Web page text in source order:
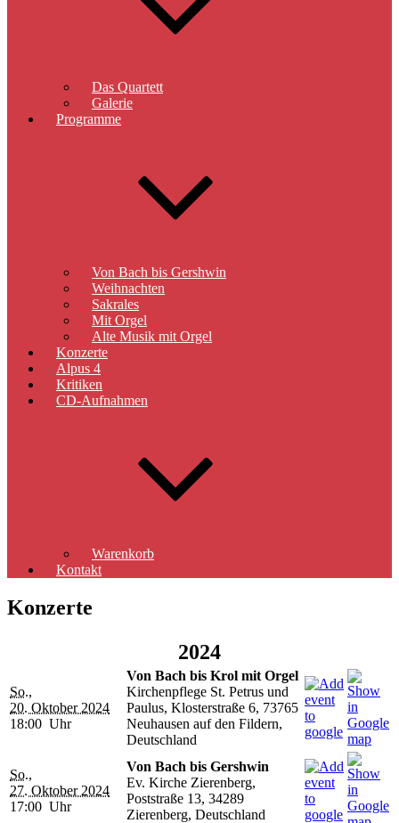
Das Quartett
Galerie
Programme
Von Bach bis Gershwin
Weihnachten
Sakrales
Mit Orgel
Alte Musik mit Orgel
Konzerte
Alpus 4
Kritiken
CD-Aufnahmen
Warenkorb
Kontakt
Konzerte
2024
So.,
20. Oktober 2024
18:00 Uhr
Von Bach bis Krol mit Orgel
Kirchenpflege St. Petrus und
Paulus, Klosterstraße 6, 73765
Neuhausen auf den Fildern,
Deutschland
So.,
27. Oktober 2024
17:00 Uhr
Von Bach bis Gershwin
Ev. Kirche Zierenberg,
Poststraße 13, 34289
Zierenberg, Deutschland